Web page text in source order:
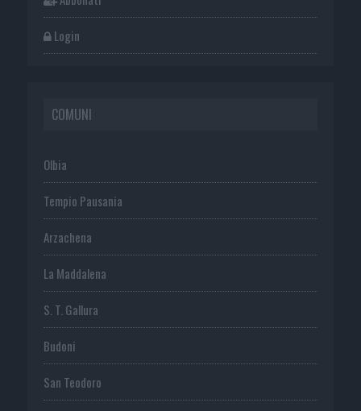
Login
COMUNI
Olbia
Tempio Pausania
Arzachena
La Maddalena
S. T. Gallura
Budoni
San Teodoro